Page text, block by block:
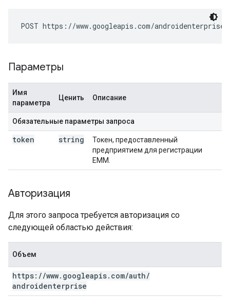
POST https://www.googleapis.com/
Параметры
Имя
параметра
Ценить Описание
Обязательные параметры запроса
token string
Токен, предоставленный
предприятием для регистрации
EMM.
Авторизация
Для этого запроса требуется авторизация со
следующей областью действия:
Объем
https: //www. googleapis. com/auth/
androidenterprise